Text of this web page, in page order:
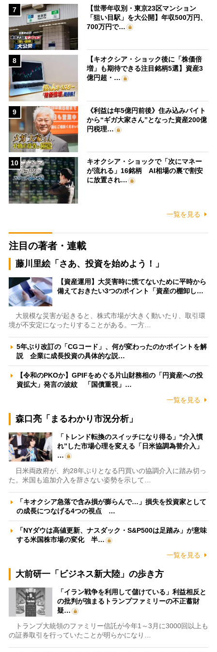
7
【世帯年収別・東京23区マンション
「狙い目駅」を大公開】年収500万円、
700万円で…
8
【キオクシア・ショック後に「株価倍
増」も期待できる注目銘柄5選】資産3
億円超・…
9
《利益は年5億円前後》住み込みバイト
から“ギガ大家さん”となった資産200億
円税理…
10
キオクシア・ショックで「次にマネー
が流れる」16銘柄 AI相場の裏で割安
に放置され…
一覧を見る
注目の著者・連載
藤川里絵「さあ、投資を始めよう！」
【資産運用】大災害時に慌てないために平時から
備えておきたい3つのポイント「資産の棚卸し…
大規模な災害が起きると、株式市場が大きく動いたり、取引環
境が不安定になったりすることがある。一方…
5年ぶり改訂の「CGコード」、何が変わったのかポイントを解
説 企業に成長投資の具体的な説…
【令和のPKOか】GPIFをめぐる片山財務相の「円資産への投
資拡大」発言の波紋 「国債重視」…
一覧を見る
森口亮「まるわかり市況分析」
「トレンド転換のスイッチになり得る」“介入慣
れ”した市場心理を変える「日米協調為替介入」
…
日米両政府が、約28年ぶりとなる円買いの協調介入に踏み切っ
た。米国も追加介入を辞さない姿勢を示して…
「キオクシア急落で含み損が膨らんで…」損失を投資家として
の成長につなげる4つの視点 …
「NYダウは高値更新、ナスダック・S&P500は足踏み」が意味
する米国株市場の変化 半…
一覧を見る
大前研一「ビジネス新大陸」の歩き方
「イラン戦争を利用して儲けている」利益相反と
の批判が強まるトランプファミリーの不正蓄財
疑…
トランプ大統領のファミリー信託が今年1～3月に3000回以上も
の証券取引を行っていたことが明らかになり…